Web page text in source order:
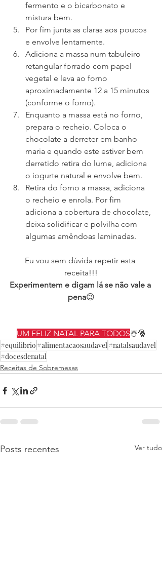
fermento e o bicarbonato e
mistura bem.
Por fim junta as claras aos poucos
e envolve lentamente.
Adiciona a massa num tabuleiro
retangular forrado com papel
vegetal e leva ao forno
aproximadamente 12 a 15 minutos
(conforme o forno).
Enquanto a massa está no forno,
prepara o recheio. Coloca o
chocolate a derreter em banho
maria e quando este estiver bem
derretido retira do lume, adiciona
o iogurte natural e envolve bem.
Retira do forno a massa, adiciona
o recheio e enrola. Por fim
adiciona a cobertura de chocolate,
deixa solidificar e polvilha com
algumas amêndoas laminadas.
Eu vou sem dúvida repetir esta
receita!!!
Experimentem e digam lá se não vale a
pena😉
UM FELIZ NATAL PARA TODOS☃️🎅
#equilibrio #alimentacaosaudavel#natalsaudavel
#docesdenatal
Receitas de Sobremesas
Posts recentes Ver tudo